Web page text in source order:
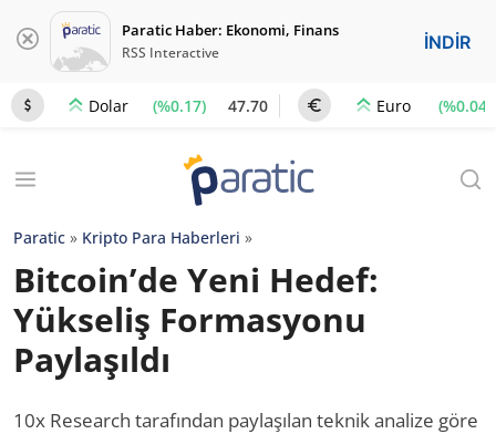
Paratic Haber: Ekonomi, Finans
RSS Interactive İNDİR
Dolar (%0.17) 47.70 Euro (%0.04)
Paratic » Kripto Para Haberleri »
Bitcoin’de Yeni Hedef:
Yükseliş Formasyonu
Paylaşıldı
10x Research tarafından paylaşılan teknik analize göre